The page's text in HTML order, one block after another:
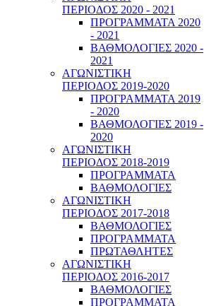
ΠΕΡΙΟΔΟΣ 2020 - 2021
ΠΡΟΓΡΑΜΜΑΤΑ 2020
- 2021
ΒΑΘΜΟΛΟΓΙΕΣ 2020 -
2021
ΑΓΩΝΙΣΤΙΚΗ
ΠΕΡΙΟΔΟΣ 2019-2020
ΠΡΟΓΡΑΜΜΑΤΑ 2019
- 2020
ΒΑΘΜΟΛΟΓΙΕΣ 2019 -
2020
ΑΓΩΝΙΣΤΙΚΗ
ΠΕΡΙΟΔΟΣ 2018-2019
ΠΡΟΓΡΑΜΜΑΤΑ
ΒΑΘΜΟΛΟΓΙΕΣ
ΑΓΩΝΙΣΤΙΚΗ
ΠΕΡΙΟΔΟΣ 2017-2018
ΒΑΘΜΟΛΟΓΙΕΣ
ΠΡΟΓΡΑΜΜΑΤΑ
ΠΡΩΤΑΘΛΗΤΕΣ
ΑΓΩΝΙΣΤΙΚΗ
ΠΕΡΙΟΔΟΣ 2016-2017
ΒΑΘΜΟΛΟΓΙΕΣ
ΠΡΟΓΡΑΜΜΑΤΑ